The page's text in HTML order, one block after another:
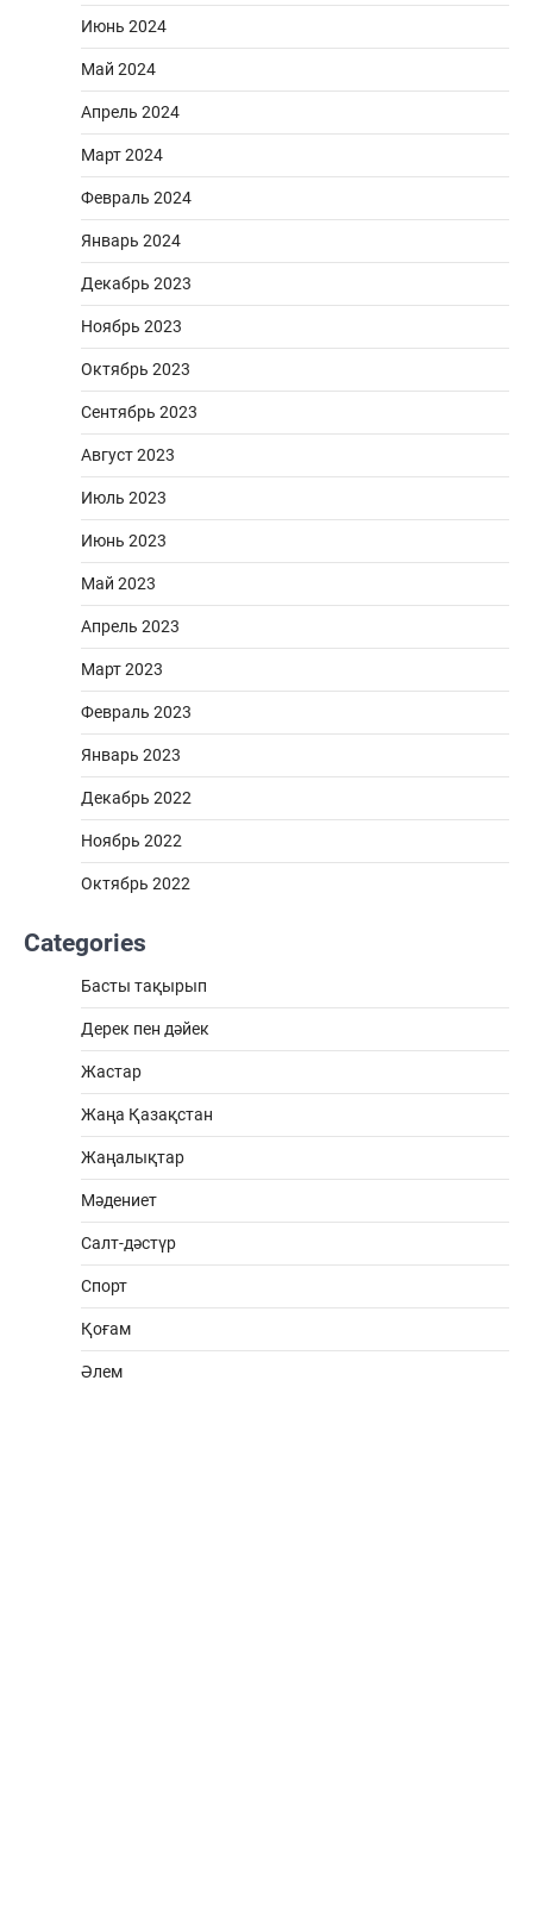
Июнь 2024
Май 2024
Апрель 2024
Март 2024
Февраль 2024
Январь 2024
Декабрь 2023
Ноябрь 2023
Октябрь 2023
Сентябрь 2023
Август 2023
Июль 2023
Июнь 2023
Май 2023
Апрель 2023
Март 2023
Февраль 2023
Январь 2023
Декабрь 2022
Ноябрь 2022
Октябрь 2022
Categories
Басты тақырып
Дерек пен дәйек
Жастар
Жаңа Қазақстан
Жаңалықтар
Мәдениет
Салт-дәстүр
Спорт
Қоғам
Әлем